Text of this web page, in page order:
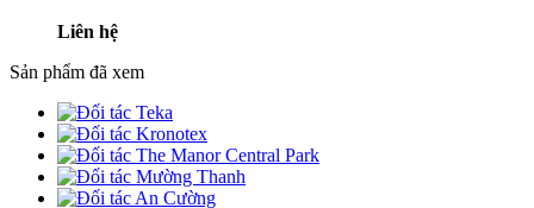
Liên hệ
Sản phẩm đã xem